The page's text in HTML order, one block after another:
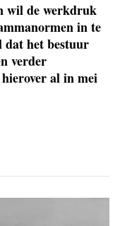
wil de werkdruk
in te
dat het bestuur
verder
al in mei